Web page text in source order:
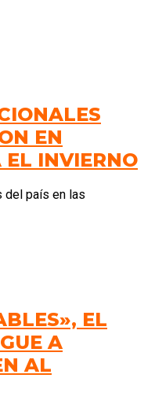
EN
EL INVIERNO
del país en las
EL
A
AL